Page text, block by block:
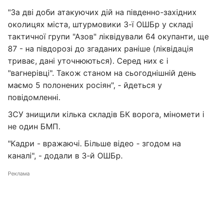
"За дві доби атакуючих дій на південно-західних
околицях міста, штурмовики 3-ї ОШБр у складі
тактичної групи "Азов" ліквідували 64 окупанти, ще
87 - на півдорозі до згаданих раніше (ліквідація
триває, дані уточнюються). Серед них є і
"вагнерівці". Також станом на сьогоднішній день
маємо 5 полонених росіян", - йдеться у
повідомленні.
ЗСУ знищили кілька складів БК ворога, міномети і
не один БМП.
"Кадри - вражаючі. Більше відео - згодом на
каналі", - додали в 3-й ОШБр.
Реклама